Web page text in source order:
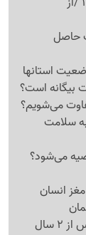
حاصل
بیگانه است؟
می‌شویم؟
سلامت
می‌شود؟
انسان
وداع اهالی سینما با مریم همتیان؛ بازیگری که پس از 2 سال